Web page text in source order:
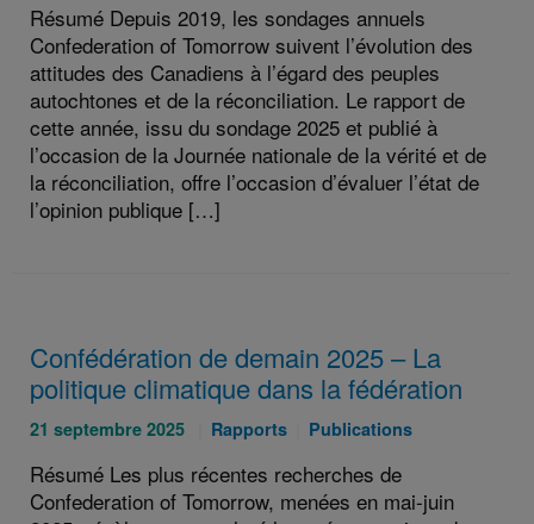
:Résumé Depuis 2019, les sondages annuels
Confederation of Tomorrow suivent l’évolution des
attitudes des Canadiens à l’égard des peuples
autochtones et de la réconciliation. Le rapport de
cette année, issu du sondage 2025 et publié à
l’occasion de la Journée nationale de la vérité et de
la réconciliation, offre l’occasion d’évaluer l’état de
l’opinion publique […]
Confédération de demain 2025 – La
politique climatique dans la fédération
Publié
:
21 septembre 2025
Catégories
Rapports
Catégories
Publications
Résumé Les plus récentes recherches de
Confederation of Tomorrow, menées en mai-juin